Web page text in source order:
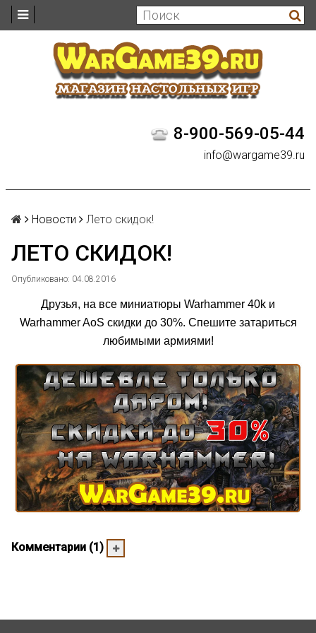
8-900-569-05-44
info@wargame39.ru
Новости Лето скидок!
ЛЕТО СКИДОК!
Опубликовано: 04.08.2016
Друзья, на все миниатюры Warhammer 40k и
Warhammer AoS скидки до 30%. Спешите затариться
любимыми армиями!
Комментарии (1)